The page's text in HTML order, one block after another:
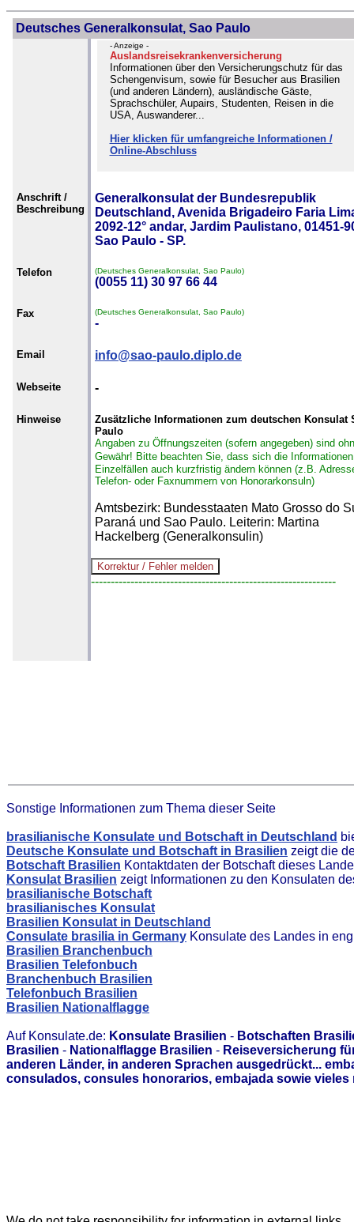
Deutsches Generalkonsulat, Sao Paulo
- Anzeige -
Auslandsreisekrankenversicherung
Informationen über den Versicherungschutz für das
Schengenvisum, sowie für Besucher aus Brasilien
(und anderen Ländern), ausländische Gäste,
Sprachschüler, Aupairs, Studenten, Reisen in die
USA, Auswanderer...
Hier klicken für umfangreiche Informationen /
Online-Abschluss
Anschrift /
Beschreibung
Generalkonsulat der Bundesrepublik
Deutschland, Avenida Brigadeiro Faria
2092-12° andar, Jardim Paulistano, 01451-
Sao Paulo - SP.
Telefon (Deutsches Generalkonsulat, Sao Paulo)
(0055 11) 30 97 66 44
Fax (Deutsches Generalkonsulat, Sao Paulo)
-
Email info@sao-paulo.diplo.de
Webseite -
Hinweise
Zusätzliche Informationen zum deutschen Konsulat
Paulo
Angaben zu Öffnungszeiten (sofern angegeben) sind
Gewähr! Bitte beachten Sie, dass sich die
Einzelfällen auch kurzfristig ändern können (z.B.
Telefon- oder Faxnummern von Honorarkonsuln)
Amtsbezirk: Bundesstaaten Mato Grosso do
Paraná und Sao Paulo. Leiterin: Martina
Hackelberg (Generalkonsulin)
--------------------------------------------------------------
Sonstige Informationen zum Thema dieser Seite
brasilianische Konsulate und Botschaft in Deutschland
Deutsche Konsulate und Botschaft in Brasilien zeigt die
Botschaft Brasilien Kontaktdaten der Botschaft dieses
Konsulat Brasilien zeigt Informationen zu den Konsulaten
brasilianische Botschaft
brasilianisches Konsulat
Brasilien Konsulat in Deutschland
Consulate brasilia in Germany Konsulate des Landes in
Brasilien Branchenbuch
Brasilien Telefonbuch
Branchenbuch Brasilien
Telefonbuch Brasilien
Brasilien Nationalflagge
Auf Konsulate.de: Konsulate Brasilien - Botschaften
Brasilien - Nationalflagge Brasilien - Reiseversicherung
anderen Länder, in anderen Sprachen ausgedrückt...
consulados, consules honorarios, embajada sowie vieles